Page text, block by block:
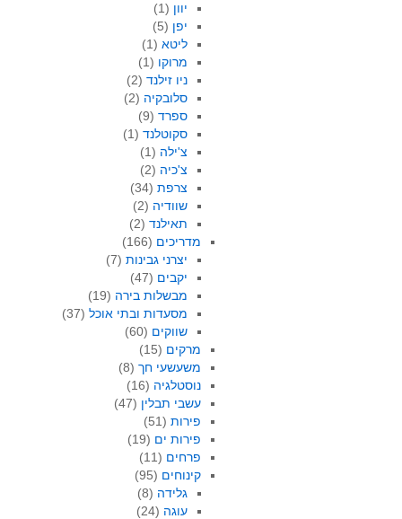
יוון (1)
יפן (5)
ליטא (1)
מרוקו (1)
ניו זילנד (2)
סלובקיה (2)
ספרד (9)
סקוטלנד (1)
צ'ילה (1)
צ'כיה (2)
צרפת (34)
שוודיה (2)
תאילנד (2)
מדריכים (166)
יצרני גבינות (7)
יקבים (47)
מבשלות בירה (19)
מסעדות ובתי אוכל (37)
שווקים (60)
מרקים (15)
משעשעי חך(8)
נוסטלגיה (16)
עשבי תבלין (47)
פירות(51)
פירות ים (19)
פרחים (11)
קינוחים (95)
גלידה (8)
עוגה (24)